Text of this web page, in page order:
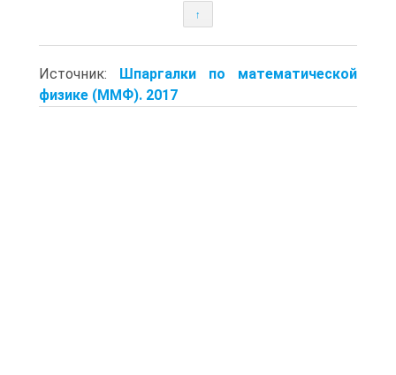
↑
Источник: Шпаргалки по математической
физике (ММФ). 2017